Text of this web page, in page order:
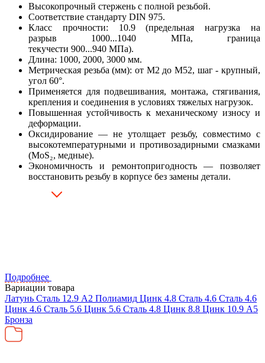
Высокопрочный стержень с полной резьбой.
Соответствие стандарту DIN 975.
Класс прочности: 10.9 (предельная нагрузка на
разрыв 1000...1040 МПа, граница
текучести 900...940 МПа).
Длина: 1000, 2000, 3000 мм.
Метрическая резьба (мм): от М2 до М52, шаг - крупный,
угол 60°.
Применяется для подвешивания, монтажа, стягивания,
крепления и соединения в условиях тяжелых нагрузок.
Повышенная устойчивость к механическому износу и
деформации.
Оксидирование — не утолщает резьбу, совместимо с
высокотемпературными и противозадирными смазками
(MoS₂, медные).
Экономичность и ремонтопригодность — позволяет
восстановить резьбу в корпусе без замены детали.
Подробнее
Вариации товара
Латунь Сталь 12.9 А2 Полиамид Цинк 4.8 Сталь 4.6 Сталь 4.6
Цинк 4.6 Сталь 5.6 Цинк 5.6 Сталь 4.8 Цинк 8.8 Цинк 10.9 А5
Бронза